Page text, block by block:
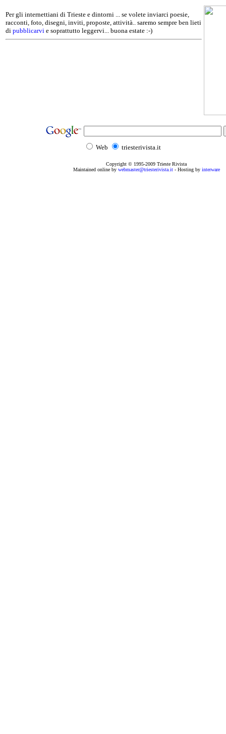
Per gli internettiani di Trieste e dintorni ... se volete inviarci poesie,
racconti, foto, disegni, inviti, proposte, attività.. saremo sempre ben lieti
di pubblicarvi e soprattutto leggervi... buona estate :-)
Web triesterivista.it
Copyright © 1995-2009 Trieste Rivista
Maintained online by webmaster@triesterivista.it- Hosting by interware